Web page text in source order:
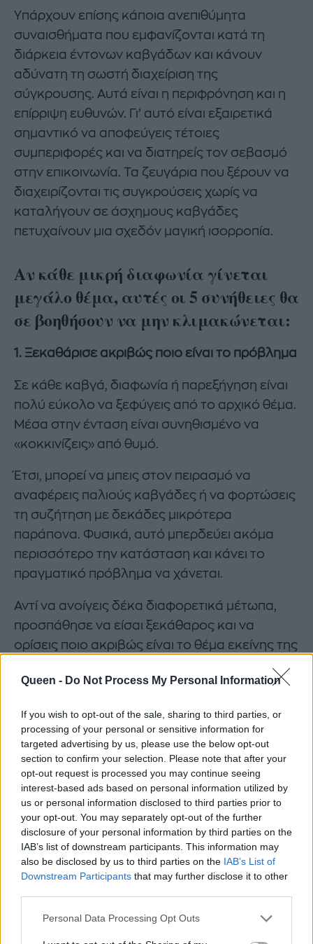
Queen - Do Not Process My Personal Information
If you wish to opt-out of the sale, sharing to third parties, or
processing of your personal or sensitive information for
targeted advertising by us, please use the below opt-out
section to confirm your selection. Please note that after your
opt-out request is processed you may continue seeing
interest-based ads based on personal information utilized by
us or personal information disclosed to third parties prior to
your opt-out. You may separately opt-out of the further
disclosure of your personal information by third parties on the
IAB’s list of downstream participants. This information may
also be disclosed by us to third parties on the IAB’s List of
Downstream Participants that may further disclose it to other
Personal Data Processing Opt Outs
Υπάρχουν επίσης κάποια ανεπιθύμητα
συναισθήματα που εμφανίζονται κατά τη
διάρκεια έντονων καβγάδων και κάνουν
αδύνατη τη σωστή διαχείριση της
σύγκρουσης. Αυτά είναι η περιφρόνηση και η
επίρριψη ευθυνών. Γι’ αυτό είναι εξαιρετικά
σημαντικό να αποφεύγεις τέτοιες
συμπεριφορές και να διατηρείς τον σεβασμό
στην επικοινωνία. Τα ζευγάρια που ξέρουν να
διαχειρίζονται τις συγκρούσεις χωρίς να
καταλήγουν σε άσχημους καβγάδες
πετυχαίνουν μια σχεδόν μαγική ισορροπία.
Αν κάθε μικρή διαφωνία γίνεται
μεγάλο θέμα, αυτές οι 5 συνήθειες θα
σε βοηθήσουν να μην κλιμακώνεται:
1. Ξεκαθάρισε ακριβώς ποιο είναι το πρόβλημα
Σε κάθε καβγά, διαφωνία ή παρεξήγηση είναι
πολύ εύκολο να ξεφύγεις από το αρχικό θέμα.
Μέσα στην ένταση είναι συνηθισμένο να
«κοκκινίζεις» από θυμό.
Έτσι, μπορεί να μπεις στον πειρασμό να
αναφέρεις παλιούς καβγάδες ή να φορτώσεις
τη συζήτηση με δεκάδες μικρότερα
παράπονα. Φυσικά, αυτό μπερδεύει ακόμα
περισσότερο την κατάσταση και κάνει το
πραγματικό πρόβλημα να χάνεται.
Αντί να ανοίγεις δέκα διαφορετικά μέτωπα,
προσπάθησε να είσαι ξεκάθαρος και να
ορίσεις ποιο ακριβώς είναι το θέμα εκείνης της
μόνο για ένα ή δύο ζητήματα κάθε φορά.
χάος.
Τα ζευγάρια που τσακώνονται «σωστά» είναι
εκείνα που κρατούν τη συζήτησή τους
εστιασμένη. Η σύμβουλος γάμου Dr. Lynda
Spann εξηγεί ότι «ακόμα και οι ευτυχισμένες
και υγιείς σχέσεις έχουν καβγάδες. Η διαφορά
βρίσκεται στον τρόπο επικοινωνίας και
επίλυσης των προβλημάτων.